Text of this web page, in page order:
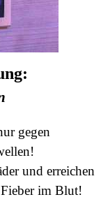
gegen
und erreichen
Fieber im Blut!